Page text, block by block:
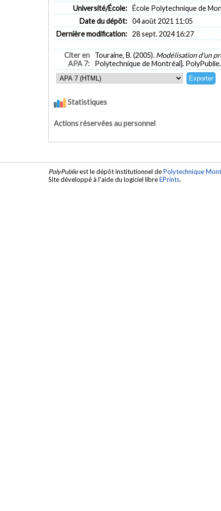
Université/École: École Polytechnique de
Date du dépôt: 04 août 2021 11:05
Dernière modification: 28 sept. 2024 16:27
Citer en
APA 7:
Touraine, B. (2005). Modélisation d'un
Polytechnique de Montréal].
Statistiques
Actions réservées au personnel
PolyPublieest le dépôt institutionnel dePolytechnique
Site développé à l'aide du logiciel libreEPrints.